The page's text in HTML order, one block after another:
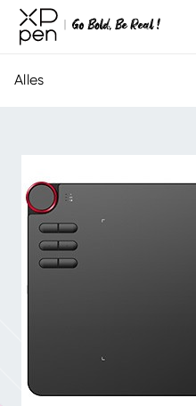
Alles